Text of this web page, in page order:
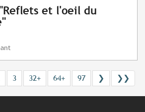
et l'oeil du
3 32+ 64+ 97 ❯ ❯❯